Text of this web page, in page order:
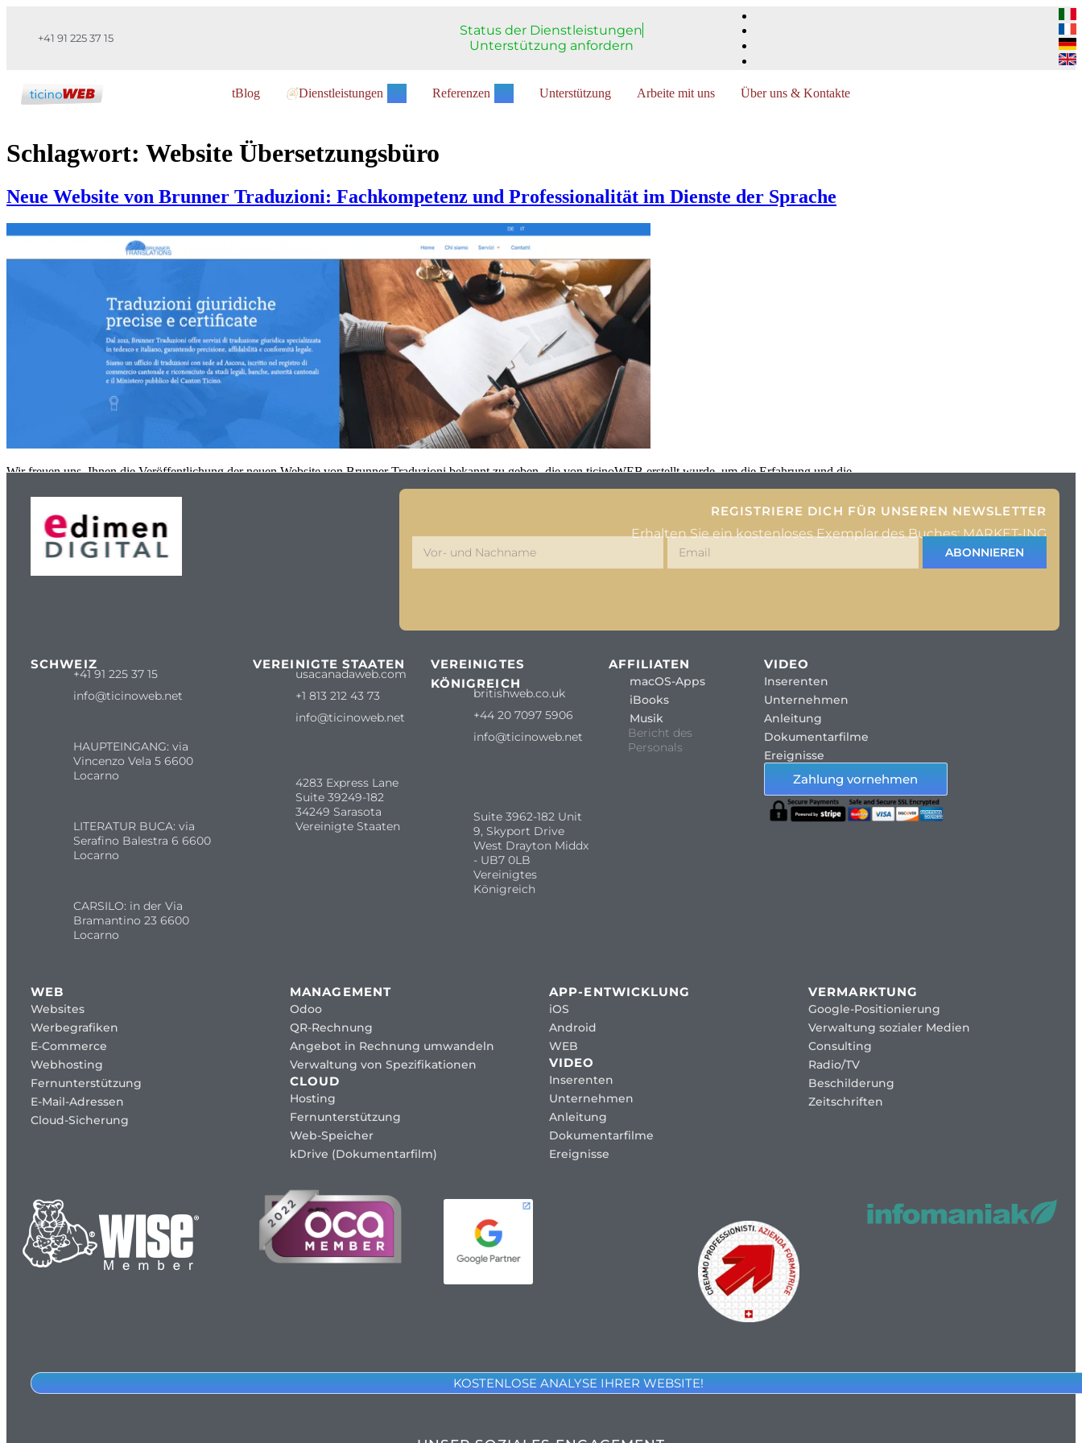
+41 91 225 37 15
Status der Dienstleistungen
Unterstützung anfordern
tBlog Dienstleistungen Referenzen Unterstützung Arbeite mit uns Über uns & Kontakte
Schlagwort: Website Übersetzungsbüro
Neue Website von Brunner Traduzioni: Fachkompetenz und Professionalität im Dienste der Sprache
Wir freuen uns, Ihnen die Veröffentlichung der neuen Website von Brunner Traduzioni bekannt zu geben, die von ticinoWEB erstellt wurde, um die Erfahrung und die
REGISTRIERE DICH FÜR UNSEREN NEWSLETTER
Erhalten Sie ein kostenloses Exemplar des Buches: MARKET-ING
ABONNIEREN
SCHWEIZ
+41 91 225 37 15
info@ticinoweb.net
HAUPTEINGANG: via
Vincenzo Vela 5 6600
Locarno
LITERATUR BUCA: via
Serafino Balestra 6 6600
Locarno
CARSILO: in der Via
Bramantino 23 6600
Locarno
VEREINIGTE STAATEN
usacanadaweb.com
+1 813 212 43 73
info@ticinoweb.net
4283 Express Lane
Suite 39249-182
34249 Sarasota
Vereinigte Staaten
VEREINIGTES
KÖNIGREICH
britishweb.co.uk
+44 20 7097 5906
info@ticinoweb.net
Suite 3962-182 Unit
9, Skyport Drive
West Drayton Middx
- UB7 0LB
Vereinigtes
Königreich
AFFILIATEN
macOS-Apps
iBooks
Musik
Bericht des
Personals
VIDEO
Inserenten
Unternehmen
Anleitung
Dokumentarfilme
Ereignisse
Zahlung vornehmen
WEB
Websites
Werbegrafiken
E-Commerce
Webhosting
Fernunterstützung
E-Mail-Adressen
Cloud-Sicherung
MANAGEMENT
Odoo
QR-Rechnung
Angebot in Rechnung umwandeln
Verwaltung von Spezifikationen
CLOUD
Hosting
Fernunterstützung
Web-Speicher
kDrive (Dokumentarfilm)
APP-ENTWICKLUNG
iOS
Android
WEB
VIDEO
Inserenten
Unternehmen
Anleitung
Dokumentarfilme
Ereignisse
VERMARKTUNG
Google-Positionierung
Verwaltung sozialer Medien
Consulting
Radio/TV
Beschilderung
Zeitschriften
KOSTENLOSE ANALYSE IHRER WEBSITE!